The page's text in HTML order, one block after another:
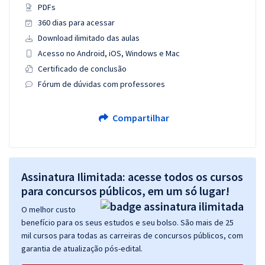
PDFs
360 dias para acessar
Download ilimitado das aulas
Acesso no Android, iOS, Windows e Mac
Certificado de conclusão
Fórum de dúvidas com professores
Compartilhar
Assinatura Ilimitada: acesse todos os cursos
para concursos públicos, em um só lugar!
O melhor custo
benefício para os seus estudos e seu bolso. São mais de 25
mil cursos para todas as carreiras de concursos públicos, com
garantia de atualização pós-edital.